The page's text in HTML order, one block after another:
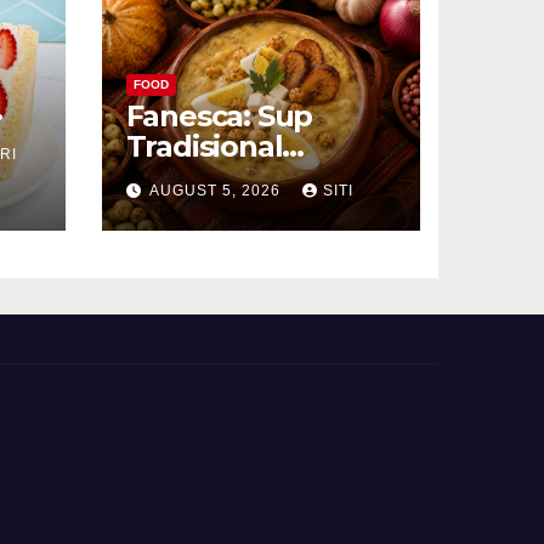
FOOD
Fanesca: Sup
Tradisional
Ekuador yang
Kaya Bahan dan
Rasa
AUGUST 5, 2026 SITI